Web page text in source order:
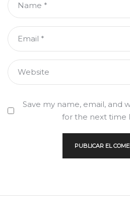
Name *
Email *
Website
Save my name, email, and
for the next time